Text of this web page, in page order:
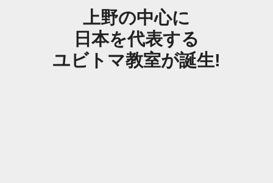
上野の中心に
日本を代表する
ユビトマ教室が誕生!